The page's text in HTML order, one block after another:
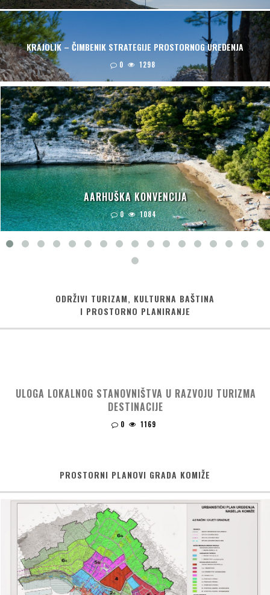
KRAJOLIK – ČIMBENIK STRATEGIJE PROSTORNOG UREĐENJA
0 1298
AARHUŠKA KONVENCIJA
0 1084
ODRŽIVI TURIZAM, KULTURNA BAŠTINA
I PROSTORNO PLANIRANJE
ULOGA LOKALNOG STANOVNIŠTVA U RAZVOJU TURIZMA
DESTINACIJE
0 1169
PROSTORNI PLANOVI GRADA KOMIŽE